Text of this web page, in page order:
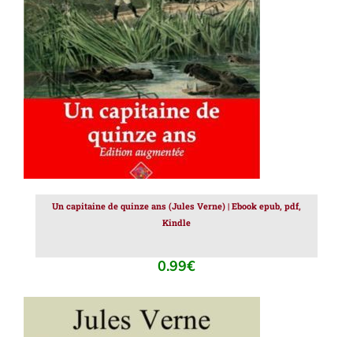
AJOUTER AU PANIER / DÉTAILS
Un capitaine de quinze ans (Jules Verne) | Ebook epub, pdf,
Kindle
0.99€